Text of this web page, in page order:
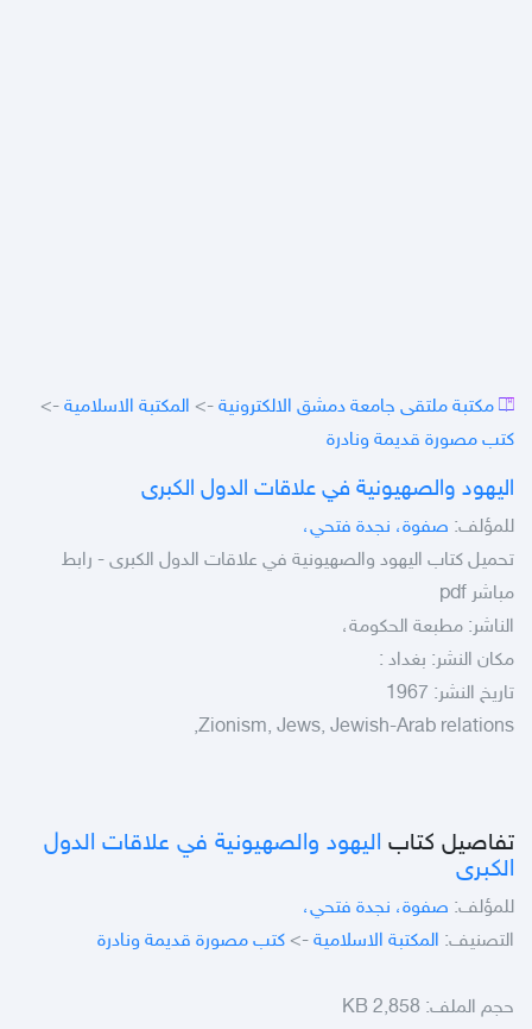
مكتبة ملتقى جامعة دمشق الالكترونية -> المكتبة الاسلامية ->
كتب مصورة قديمة ونادرة
اليهود والصهيونية في علاقات الدول الكبرى
للمؤلف: صفوة، نجدة فتحي،
تحميل كتاب اليهود والصهيونية في علاقات الدول الكبرى - رابط
مباشر pdf
الناشر: مطبعة الحكومة،
مكان النشر: بغداد :
تاريخ النشر: 1967
Zionism, Jews, Jewish-Arab relations,
تفاصيل كتاب اليهود والصهيونية في علاقات الدول
الكبرى
للمؤلف: صفوة، نجدة فتحي،
التصنيف: المكتبة الاسلامية -> كتب مصورة قديمة ونادرة
حجم الملف: 2,858 KB